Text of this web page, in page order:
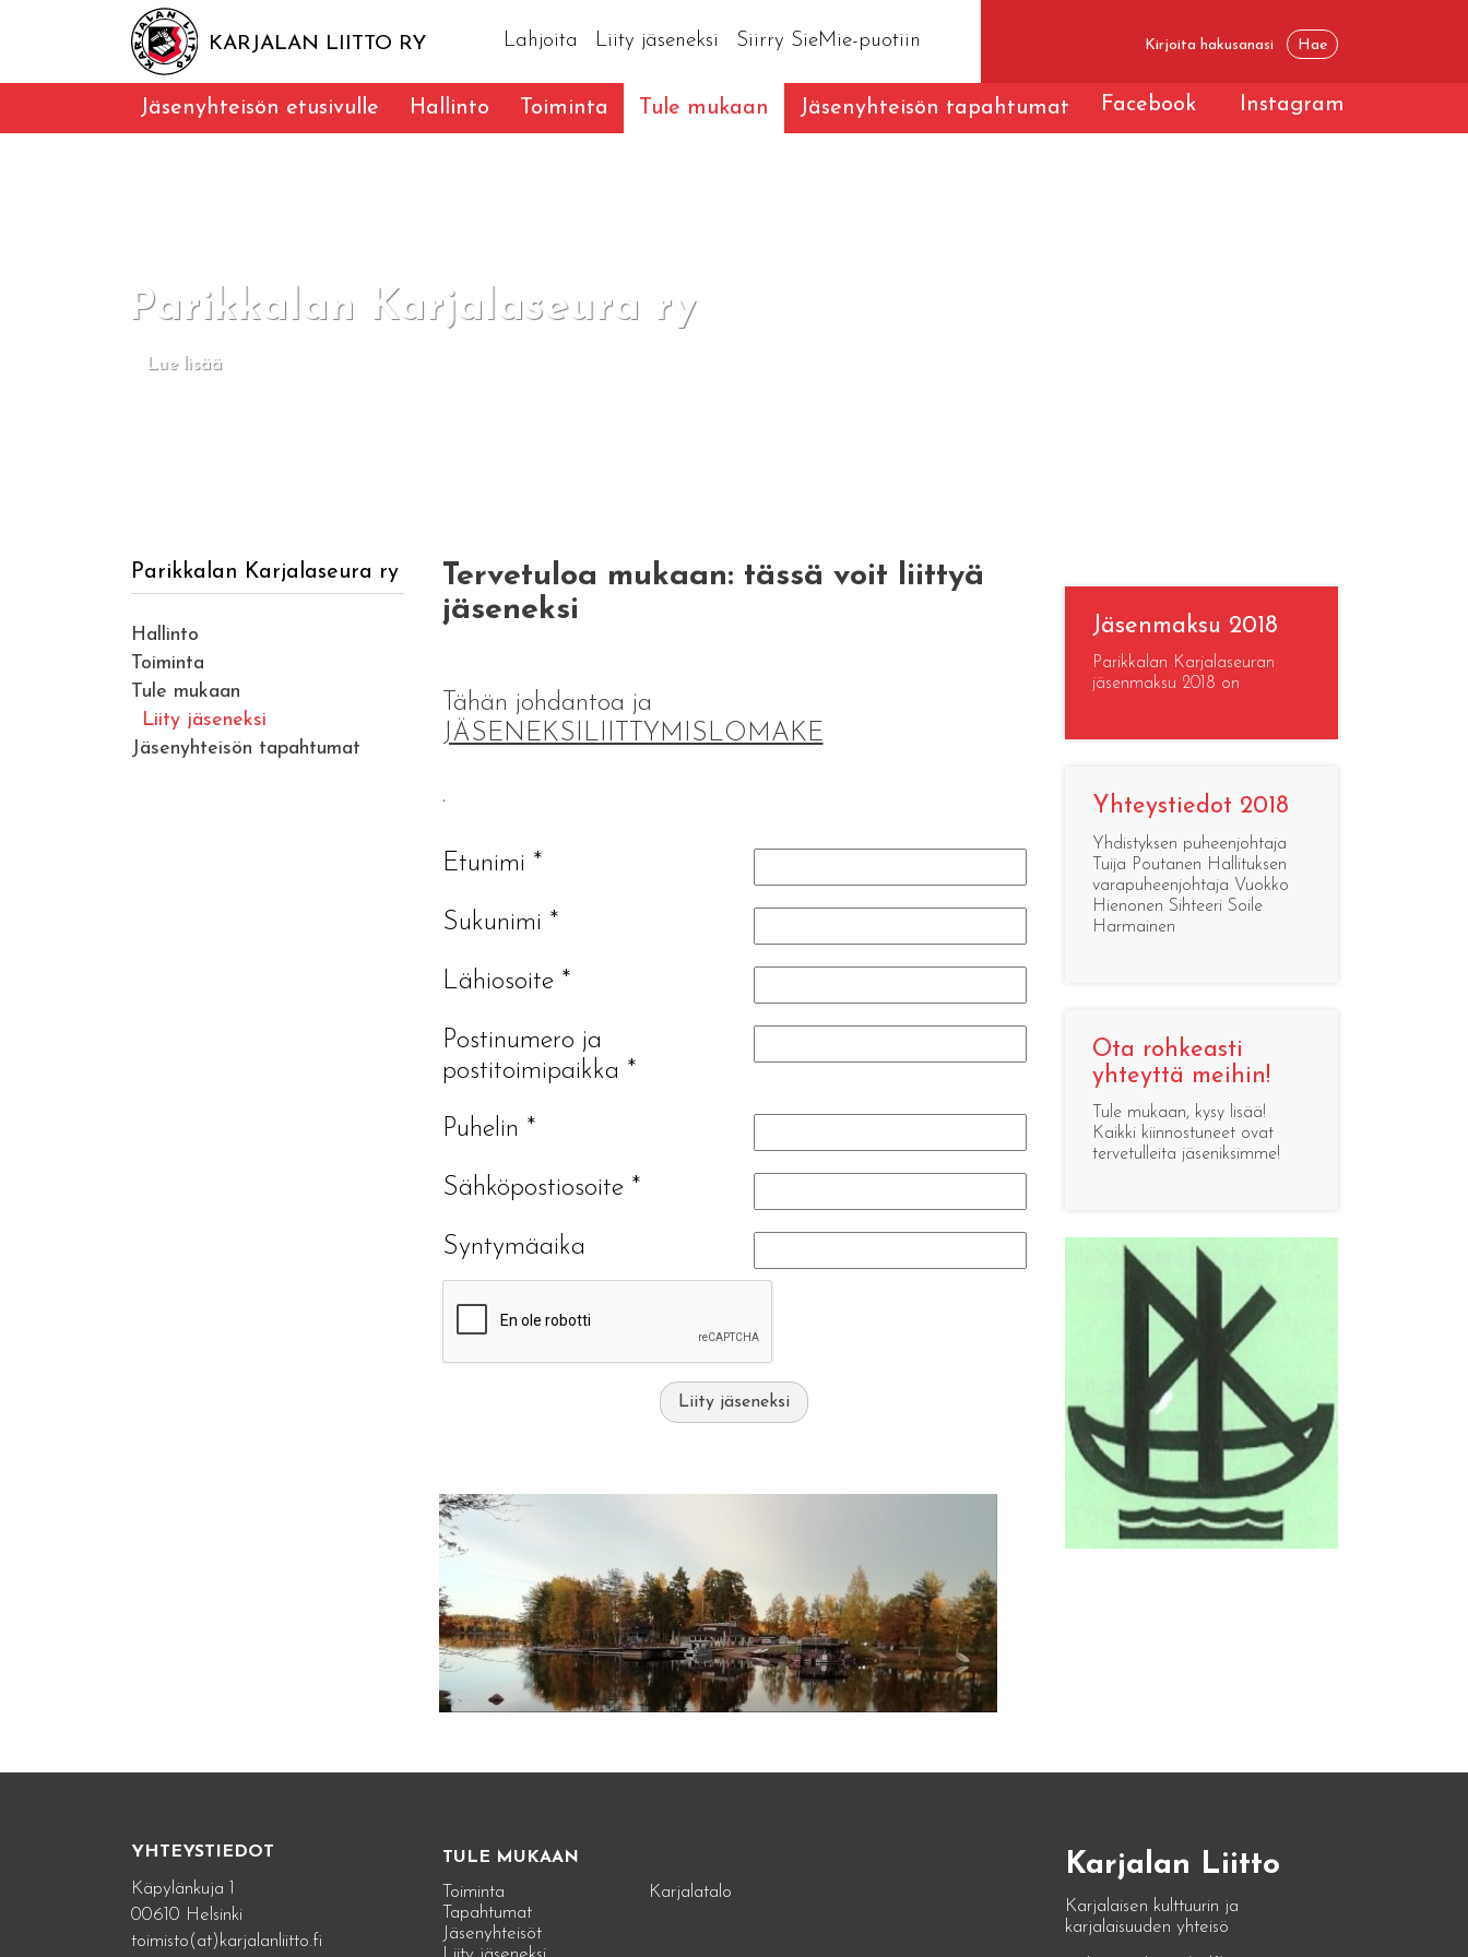
KARJALAN LIITTO RY Lahjoita Liity jäseneksi Siirry SieMie-puotiin
Jäsenyhteisön etusivulle Hallinto Toiminta Tule mukaan Jäsenyhteisön tapahtumat Facebook Instagram
Parikkalan Karjalaseura ry
Lue lisää
Parikkalan Karjalaseura ry
Hallinto
Toiminta
Tule mukaan
Liity jäseneksi
Jäsenyhteisön tapahtumat
Tervetuloa mukaan: tässä voit liittyä
jäseneksi
Tähän johdantoa ja
JÄSENEKSILIITTYMISLOMAKE
.
Etunimi *
Sukunimi *
Lähiosoite *
Postinumero ja
postitoimipaikka *
Puhelin *
Sähköpostiosoite *
Syntymäaika
Liity jäseneksi
Jäsenmaksu 2018
Parikkalan Karjalaseuran
jäsenmaksu 2018 on
Yhteystiedot 2018
Yhdistyksen puheenjohtaja
Tuija Poutanen Hallituksen
varapuheenjohtaja Vuokko
Hienonen Sihteeri Soile
Harmainen
Ota rohkeasti
yhteyttä meihin!
Tule mukaan, kysy lisää!
Kaikki kiinnostuneet ovat
tervetulleita jäseniksimme!
YHTEYSTIEDOT
Käpylänkuja 1
00610 Helsinki
toimisto(at)karjalanliitto.fi
TULE MUKAAN
Toiminta
Tapahtumat
Jäsenyhteisöt
Karjalatalo
Karjalan Liitto
Karjalaisen kulttuurin ja
karjalaisuuden yhteisö